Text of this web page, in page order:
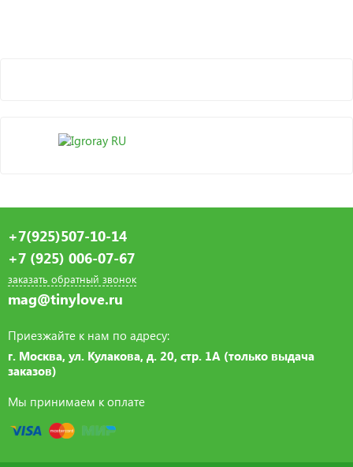
+7(925)507-10-14
+7 (925) 006-07-67
заказать обратный звонок
mag@tinylove.ru
Приезжайте к нам по адресу:
г. Москва, ул. Кулакова, д. 20, стр. 1А (только выдача
заказов)
Мы принимаем к оплате